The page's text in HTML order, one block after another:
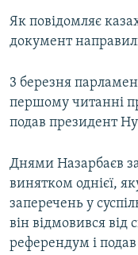
Як повідомляє
документ
3 березня
першому читанні
подав президент
Днями Назарбаєв
винятком однієї,
заперечень у
він відмовився від
референдум і